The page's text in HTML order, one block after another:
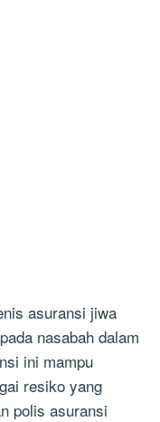
asuransi jiwa
nasabah dalam
ini mampu
resiko yang
polis asuransi